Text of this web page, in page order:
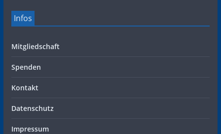
Infos
Mitgliedschaft
Spenden
Kontakt
Datenschutz
Impressum